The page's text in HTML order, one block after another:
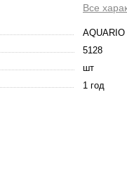
Все
AQUARIO
5128
шт
1 год